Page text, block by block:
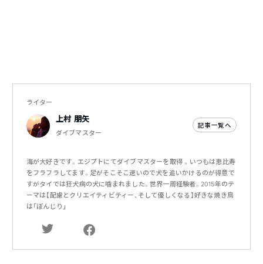
ライター
上村 朋矢
ダイブマスター
記事一覧へ
海が大好きです。エジプトにてダイブマスターを取得 。いつもは恵比寿
をフラフラしてます。足がそこそこ速いので犬を追いかけるのが得意で
すがタイでは狂犬病の犬に噛まれました。世界一周経験者。2015年のテ
ーマは【配慮とクリエイティビティー、そして優しくなる】好きな焼き鳥
は｢ぼんじり｣